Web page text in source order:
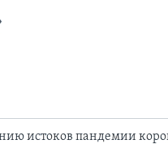
истоков пандемии